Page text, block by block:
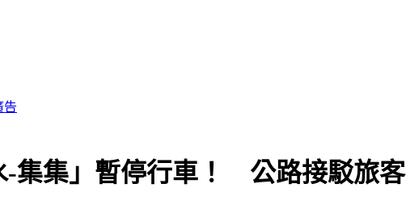
告
-集集」暫停行車！ 公路接駁旅客